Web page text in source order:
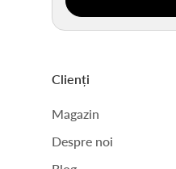
Clienți
Magazin
Despre noi